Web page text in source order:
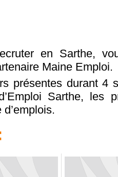
en Sarthe,
Maine Emploi.
présentes durant 4
Sarthe, les